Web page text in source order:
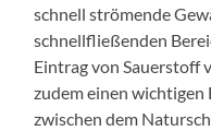
schnell strömende
schnellfließenden
Eintrag von Sauerstoff
zudem einen
zwischen dem